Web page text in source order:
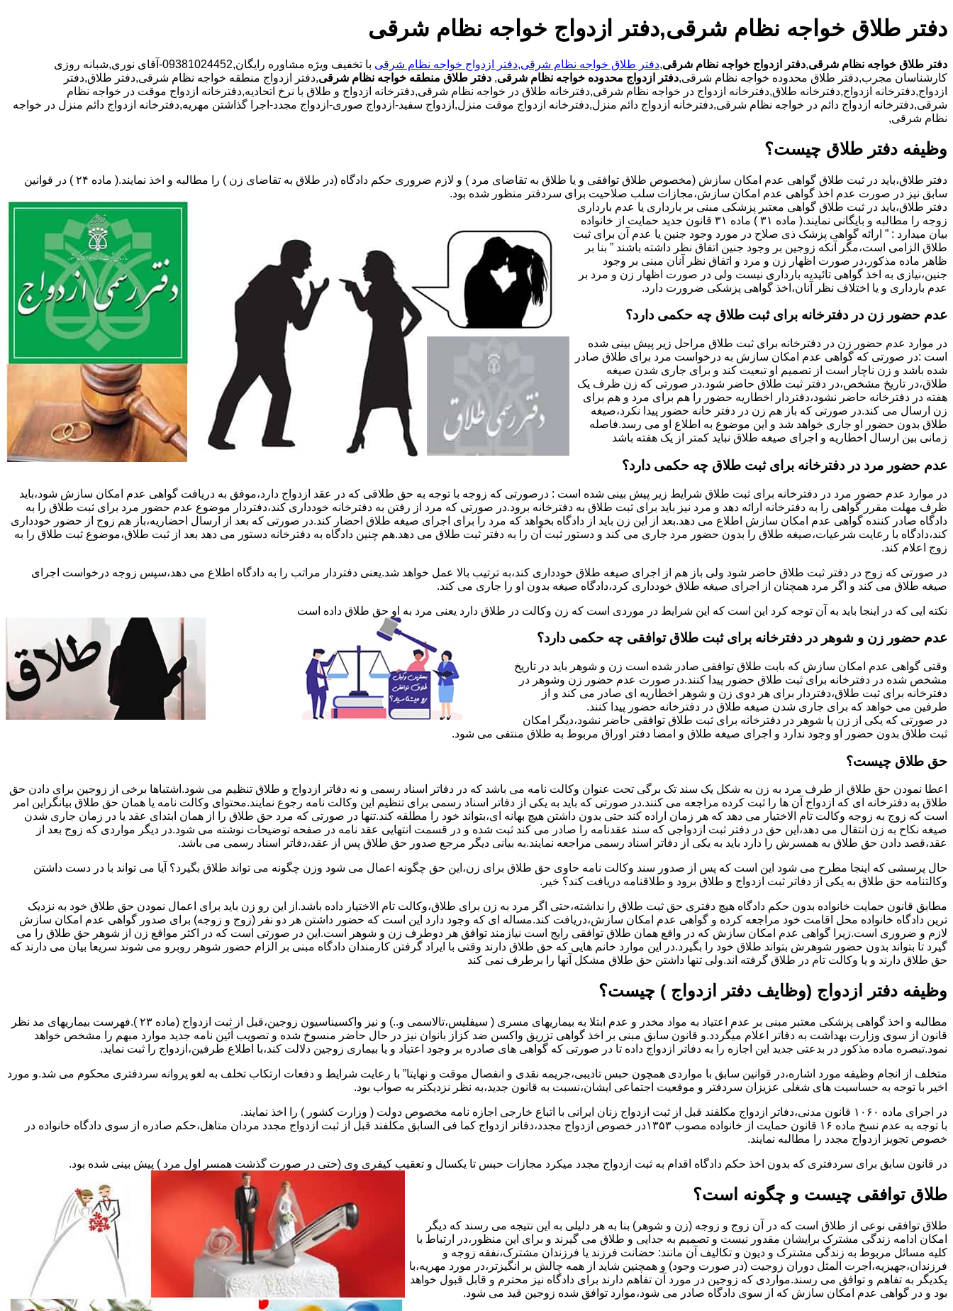
دفتر طلاق خواجه نظام شرقی,دفتر ازدواج خواجه نظام شرقی
دفتر طلاق خواجه نظام شرقی,دفتر ازدواج خواجه نظام شرقی,دفتر طلاق خواجه نظام شرقی,دفتر ازدواج خواجه نظام شرقی
با تخفیف ویژه مشاوره رایگان,09381024452-آقای نوری,شبانه روزی
کارشناسان مجرب,دفتر طلاق محدوده خواجه نظام شرقی,دفتر ازدواج محدوده خواجه نظام شرقی, دفتر طلاق منطقه خواجه نظام شرقی,دفتر ازدواج منطقه خواجه نظام شرقی,دفتر طلاق,دفتر
ازدواج,دفترخانه ازدواج,دفترخانه طلاق,دفترخانه ازدواج در خواجه نظام شرقی,دفترخانه طلاق در خواجه نظام شرقی,دفترخانه ازدواج و طلاق با نرخ اتحادیه,دفترخانه ازدواج موقت در خواجه نظام
شرقی,دفترخانه ازدواج دائم در خواجه نظام شرقی,دفترخانه ازدواج دائم منزل,دفترخانه ازدواج موقت منزل,ازدواج سفید-ازدواج صوری-ازدواج مجدد-اجرا گذاشتن مهریه,دفترخانه ازدواج دائم منزل در خواجه
نظام شرقی,
وظیفه دفتر طلاق چیست؟
دفتر طلاق،باید در ثبت طلاق گواهی عدم امکان سازش (مخصوص طلاق توافقی و یا طلاق به تقاضای مرد ) و لازم ضروری حکم دادگاه (در طلاق به تقاضای زن ) را مطالبه و اخذ نمایند.( ماده ۲۴ ) در قوانین
سابق نیز در صورت عدم اخذ گواهی عدم امکان سازش،مجازات سلب صلاحیت برای سردفتر منظور شده بود.
دفتر طلاق،باید در ثبت طلاق گواهی معتبر پزشکی مبنی بر بارداری یا عدم بارداری
زوجه را مطالبه و بایگانی نمایند.( ماده ۳۱ ) ماده ۳۱ قانون جدید حمایت از خانواده
بیان میدارد : ” ارائه گواهی پزشک ذی صلاح در مورد وجود جنین یا عدم آن برای ثبت
طلاق الزامی است،مگر آنکه زوجین بر وجود جنین اتفاق نظر داشته باشند ” بنا بر
ظاهر ماده مذکور،در صورت اظهار زن و مرد و اتفاق نظر آنان مبنی بر وجود
جنین،نیازی به اخذ گواهی تائیدیه بارداری نیست ولی در صورت اظهار زن و مرد بر
عدم بارداری و یا اختلاف نظر آنان،اخذ گواهی پزشکی ضرورت دارد.
عدم حضور زن در دفترخانه برای ثبت طلاق چه حکمی دارد؟
در موارد عدم حضور زن در دفترخانه برای ثبت طلاق مراحل زیر پیش بینی شده
است :در صورتی که گواهی عدم امکان سازش به درخواست مرد برای طلاق صادر
شده باشد و زن ناچار است از تصمیم او تبعیت کند و برای جاری شدن صیغه
طلاق،در تاریخ مشخص،در دفتر ثبت طلاق حاضر شود.در صورتی که زن ظرف یک
هفته در دفترخانه حاضر نشود،دفتردار اخطاریه حضور را هم برای مرد و هم برای
زن ارسال می کند.در صورتی که باز هم زن در دفتر خانه حضور پیدا نکرد،صیغه
طلاق بدون حضور او جاری خواهد شد و این موضوع به اطلاع او می رسد.فاصله
زمانی بین ارسال اخطاریه و اجرای صیغه طلاق نباید کمتر از یک هفته باشد
عدم حضور مرد در دفترخانه برای ثبت طلاق چه حکمی دارد؟
در موارد عدم حضور مرد در دفترخانه برای ثبت طلاق شرایط زیر پیش بینی شده است : درصورتی که زوجه با توجه به حق طلاقی که در عقد ازدواج دارد،موفق به دریافت گواهی عدم امکان سازش شود،باید
ظرف مهلت مقرر گواهی را به دفترخانه ارائه دهد و مرد نیز باید برای ثبت طلاق به دفترخانه برود.در صورتی که مرد از رفتن به دفترخانه خودداری کند،دفتردار موضوع عدم حضور مرد برای ثبت طلاق را به
دادگاه صادر کننده گواهی عدم امکان سازش اطلاع می دهد.بعد از این زن باید از دادگاه بخواهد که مرد را برای اجرای صیغه طلاق احضار کند.در صورتی که بعد از ارسال احضاریه،باز هم زوج از حضور خودداری
کند،دادگاه با رعایت شرعیات،صیغه طلاق را بدون حضور مرد جاری می کند و دستور ثبت آن را به دفتر ثبت طلاق می دهد.هم چنین دادگاه به دفترخانه دستور می دهد بعد از ثبت طلاق،موضوع ثبت طلاق را به
زوج اعلام کند.
در صورتی که زوج در دفتر ثبت طلاق حاضر شود ولی باز هم از اجرای صیغه طلاق خودداری کند،به ترتیب بالا عمل خواهد شد.یعنی دفتردار مراتب را به دادگاه اطلاع می دهد،سپس زوجه درخواست اجرای
صیغه طلاق می کند و اگر مرد همچنان از اجرای صیغه طلاق خودداری کرد،دادگاه صیغه بدون او را جاری می کند.
نکته ایی که در اینجا باید به آن توجه کرد این است که این شرایط در موردی است که زن وکالت در طلاق دارد یعنی مرد به او حق طلاق داده است
عدم حضور زن و شوهر در دفترخانه برای ثبت طلاق توافقی چه حکمی دارد؟
وقتی گواهی عدم امکان سازش که بابت طلاق توافقی صادر شده است زن و شوهر باید در تاریخ
مشخص شده در دفترخانه برای ثبت طلاق حضور پیدا کنند.در صورت عدم حضور زن وشوهر در
دفترخانه برای ثبت طلاق،دفتردار برای هر دوی زن و شوهر اخطاریه ای صادر می کند و از
طرفین می خواهد که برای جاری شدن صیغه طلاق در دفترخانه حضور پیدا کنند.
در صورتی که یکی از زن یا شوهر در دفترخانه برای ثبت طلاق توافقی حاضر نشود،دیگر امکان
ثبت طلاق بدون حضور او وجود ندارد و اجرای صیغه طلاق و امضا دفتر اوراق مربوط به طلاق منتفی می شود.
حق طلاق چیست؟
اعطا نمودن حق طلاق از طرف مرد به زن به شکل یک سند تک برگی تحت عنوان وکالت نامه می باشد که در دفاتر اسناد رسمی و نه دفاتر ازدواج و طلاق تنظیم می شود.اشتباها برخی از زوجین برای دادن حق
طلاق به دفترخانه ای که ازدواج آن ها را ثبت کرده مراجعه می کنند.در صورتی که باید به یکی از دفاتر اسناد رسمی برای تنظیم این وکالت نامه رجوع نمایند.محتوای وکالت نامه یا همان حق طلاق بیانگراین امر
است که زوج به زوجه وکالت تام الاختیار می دهد که هر زمان اراده کند حتی بدون داشتن هیچ بهانه ای،بتواند خود را مطلقه کند.تنها در صورتی که مرد حق طلاق را از همان ابتدای عقد یا در زمان جاری شدن
صیغه نکاح به زن انتقال می دهد،این حق در دفتر ثبت ازدواجی که سند عقدنامه را صادر می کند ثبت شده و در قسمت انتهایی عقد نامه در صفحه توضیحات نوشته می شود.در دیگر مواردی که زوج بعد از
عقد،قصد دادن حق طلاق به همسرش را دارد باید به یکی از دفاتر اسناد رسمی مراجعه نمایند.به بیانی دیگر مرجع صدور حق طلاق پس از عقد،دفاتر اسناد رسمی می باشد.
حال پرسشی که اینجا مطرح می شود این است که پس از صدور سند وکالت نامه حاوی حق طلاق برای زن،این حق چگونه اعمال می شود وزن چگونه می تواند طلاق بگیرد؟ آیا می تواند با در دست داشتن
وکالتنامه حق طلاق به یکی از دفاتر ثبت ازدواج و طلاق برود و طلاقنامه دریافت کند؟ خیر.
مطابق قانون حمایت خانواده بدون حکم دادگاه هیچ دفتری حق ثبت طلاق را نداشته،حتی اگر مرد به زن برای طلاق،وکالت تام الاختیار داده باشد.از این رو زن باید برای اعمال نمودن حق طلاق خود به نزدیک
ترین دادگاه خانواده محل اقامت خود مراجعه کرده و گواهی عدم امکان سازش،دریافت کند.مساله ای که وجود دارد این است که حضور داشتن هر دو نفر (زوج و زوجه) برای صدور گواهی عدم امکان سازش
لازم و ضروری است.زیرا گواهی عدم امکان سازش که در واقع همان طلاق توافقی رایج است نیازمند توافق هر دوطرف زن و شوهر است.این در صورتی است که در اکثر مواقع زن از شوهر حق طلاق را می
گیرد تا بتواند بدون حضور شوهرش بتواند طلاق خود را بگیرد.در این موارد خانم هایی که حق طلاق دارند وقتی با ایراد گرفتن کارمندان دادگاه مبنی بر الزام حضور شوهر روبرو می شوند سریعا بیان می دارند که
حق طلاق دارند و یا وکالت تام در طلاق گرفته اند.ولی تنها داشتن حق طلاق مشکل آنها را برطرف نمی کند
وظیفه دفتر ازدواج (وظایف دفتر ازدواج ) چیست؟
مطالبه و اخذ گواهی پزشکی معتبر مبنی بر عدم اعتیاد به مواد مخدر و عدم ابتلا به بیماریهای مسری ( سیفلیس،تالاسمی و..) و نیز واکسیناسیون زوجین،قبل از ثبت ازدواج (ماده ۲۳ ).فهرست بیماریهای مد نظر
قانون از سوی وزارت بهداشت به دفاتر اعلام میگردد.و قانون سابق مبنی بر اخذ گواهی تزریق واکسن ضد کزاز بانوان نیز در حال حاضر منسوخ شده و تصویب آئین نامه جدید موارد مبهم را مشخص خواهد
نمود.تبصره ماده مذکور در بدعتی جدید این اجازه را به دفاتر ازدواج داده تا در صورتی که گواهی های صادره بر وجود اعتیاد و یا بیماری زوجین دلالت کند،با اطلاع طرفین،ازدواج را ثبت نماید.
متخلف از انجام وظیفه مورد اشاره،در قوانین سابق با مواردی همچون حبس تادیبی،جریمه نقدی و انفصال موقت و نهایتا” با رعایت شرایط و دفعات ارتکاب تخلف به لغو پروانه سردفتری محکوم می شد.و مورد
اخیر با توجه به حساسیت های شغلی عزیزان سردفتر و موقعیت اجتماعی ایشان،نسبت به قانون جدید،به نظر نزدیکتر به صواب بود.
در اجرای ماده ۱۰۶۰ قانون مدنی،دفاتر ازدواج مکلفند قبل از ثبت ازدواج زنان ایرانی با اتباع خارجی اجازه نامه مخصوص دولت ( وزارت کشور ) را اخذ نمایند.
با توجه به عدم نسخ ماده ۱۶ قانون حمایت از خانواده مصوب ۱۳۵۳در خصوص ازدواج مجدد،دفانر ازدواج کما فی السابق مکلفند قبل از ثبت ازدواج مجدد مردان متاهل،حکم صادره از سوی دادگاه خانواده در
خصوص تجویز ازدواج مجدد را مطالبه نمایند.
در قانون سابق برای سردفتری که بدون اخذ حکم دادگاه اقدام به ثبت ازدواج مجدد میکرد مجازات حبس تا یکسال و تعقیب کیفری وی (حتی در صورت گذشت همسر اول مرد ) پیش بینی شده بود.
طلاق توافقی چیست و چگونه است؟
طلاق توافقی نوعی از طلاق است که در آن زوج و زوجه (زن و شوهر) بنا به هر دلیلی به این نتیجه می رسند که دیگر
امکان ادامه زندگی مشترک برایشان مقدور نیست و تصمیم به جدایی و طلاق می گیرند و برای این منظور،در ارتباط با
کلیه مسائل مربوط به زندگی مشترک و دیون و تکالیف آن مانند: حضانت فرزند یا فرزندان مشترک،نفقه زوجه و
فرزندان،جهیزیه،اجرت المثل دوران زوجیت (در صورت وجود) و همچنین شاید از همه چالش بر انگیزتر،در مورد مهریه،با
یکدیگر به تفاهم و توافق می رسند.مواردی که زوجین در مورد آن تفاهم دارند برای دادگاه نیز محترم و قابل قبول خواهد
بود و در گواهی عدم امکان سازش که از سوی دادگاه صادر می شود،موارد توافق شده زوجین قید می شود.